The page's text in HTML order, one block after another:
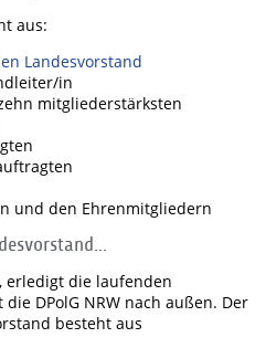
aus:
Landesvorstand
in
mitgliederstärksten
und den Ehrenmitgliedern
die laufenden
DPolG NRW nach außen. Der
besteht aus